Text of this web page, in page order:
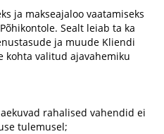
ja makseajaloo vaatamiseks
Sealt leiab ta ka
ja muude Kliendi
kohta valitud ajavahemiku
rahalised vahendid ei
tulemusel;